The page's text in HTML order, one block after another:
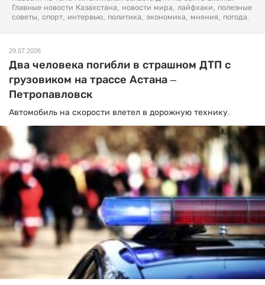
Главные новости Казахстана, новости мира, лайфхаки, полезные
советы, спорт, интервью, политика, экономика, мнения, погода.
29.07.2026
Два человека погибли в страшном ДТП с
грузовиком на трассе Астана –
Петропавловск
Автомобиль на скорости влетел в дорожную технику.